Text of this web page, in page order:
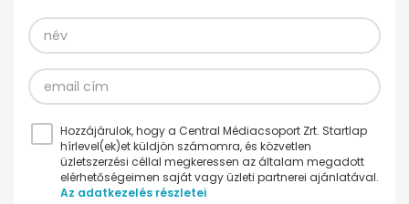
Hozzájárulok, hogy a Central Médiacsoport Zrt. Startlap
hírlevel(ek)et küldjön számomra, és közvetlen
üzletszerzési céllal megkeressen az általam megadott
elérhetőségeimen saját vagy üzleti partnerei ajánlatával.
Az adatkezelés részletei